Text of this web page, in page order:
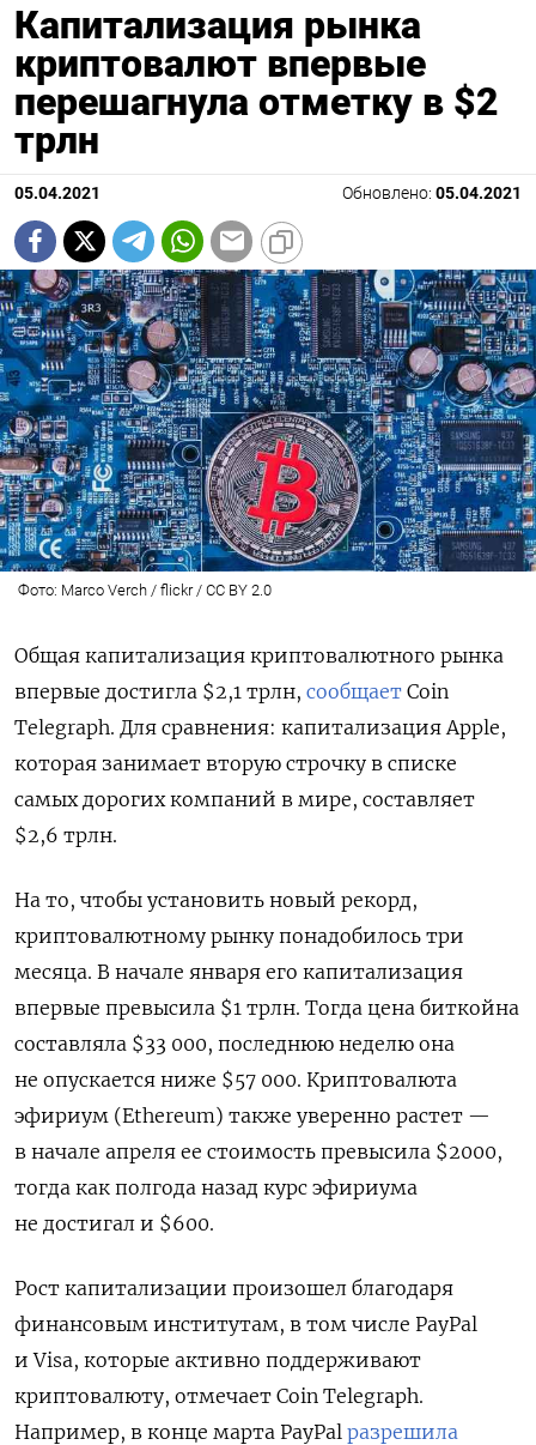
Капитализация рынка
криптовалют впервые
перешагнула отметку в $2
трлн
05.04.2021 Обновлено: 05.04.2021
Фото: Marco Verch / flickr / CC BY 2.0
Общая капитализация криптовалютного рынка
впервые достигла $2,1 трлн, сообщает Coin
Telegraph. Для сравнения: капитализация Apple,
которая занимает вторую строчку в списке
самых дорогих компаний в мире, составляет
$2,6 трлн.
На то, чтобы установить новый рекорд,
криптовалютному рынку понадобилось три
месяца. В начале января его капитализация
впервые превысила $1 трлн. Тогда цена биткойна
составляла $33 000, последнюю неделю она
не опускается ниже $57 000. Криптовалюта
эфириум (Ethereum) также уверенно растет —
в начале апреля ее стоимость превысила $2000,
тогда как полгода назад курс эфириума
не достигал и $600.
Рост капитализации произошел благодаря
финансовым институтам, в том числе PayPal
и Visa, которые активно поддерживают
криптовалюту, отмечает Coin Telegraph.
Например, в конце марта PayPal разрешила